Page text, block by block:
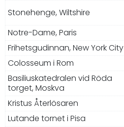
Stonehenge, Wiltshire
Notre-Dame, Paris
Frihetsgudinnan, New York City
Colosseum i Rom
Basiliuskatedralen vid Röda
torget, Moskva
Kristus Återlösaren
Lutande tornet i Pisa